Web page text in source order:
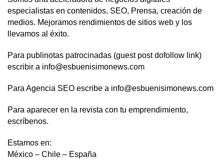
especialistas en contenidos, SEO, Prensa, creación de
medios. Mejoramos rendimientos de sitios web y los
llevamos al éxito.
Para publinotas patrocinadas (guest post dofollow link)
escribir a info@esbuenisimonews.com
Para Agencia SEO escribe a info@esbuenisimonews.com
Para aparecer en la revista con tu emprendimiento,
escríbenos.
Estamos en:
México – Chile – España